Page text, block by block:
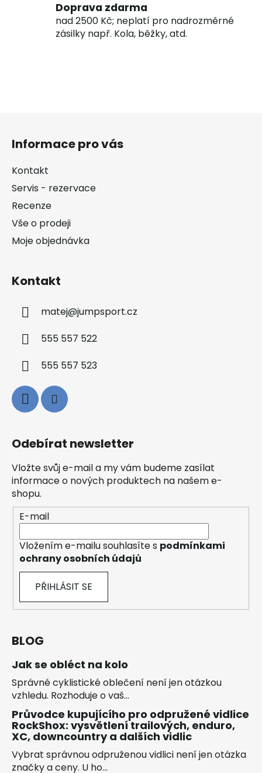
Doprava zdarma
nad 2500 Kč; neplatí pro nadrozměrné
zásilky např. Kola, běžky, atd.
Informace pro vás
Kontakt
Servis - rezervace
Recenze
Vše o prodeji
Moje objednávka
Kontakt
matej@jumpsport.cz
555 557 522
555 557 523
Odebírat newsletter
Vložte svůj e-mail a my vám budeme zasílat
informace o nových produktech na našem e-
shopu.
E-mail
Vložením e-mailu souhlasíte s podmínkami
ochrany osobních údajů
PŘIHLÁSIT SE
BLOG
Jak se obléct na kolo
Správné cyklistické oblečení není jen otázkou
vzhledu. Rozhoduje o vaš...
Průvodce kupujícího pro odpružené vidlice
RockShox: vysvětlení trailových, enduro,
XC, downcountry a dalších vidlic
Vybrat správnou odpruženou vidlici není jen otázka
značky a ceny. U ho...